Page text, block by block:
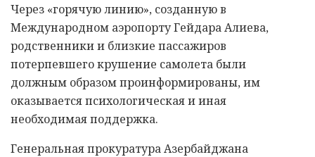
Через «горячую линию», созданную в
Международном аэропорту Гейдара Алиева,
родственники и близкие пассажиров
потерпевшего крушение самолета были
должным образом проинформированы, им
оказывается психологическая и иная
необходимая поддержка.
Генеральная прокуратура Азербайджана